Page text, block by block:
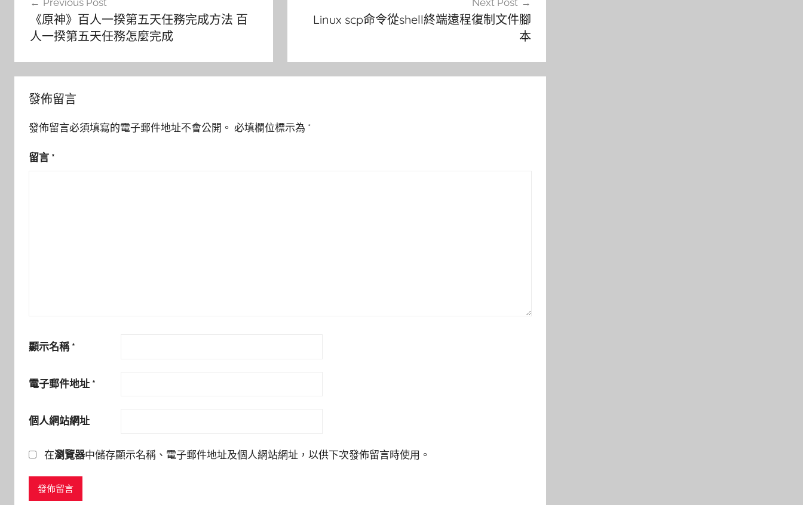
《原神》百人一揆第五天任務完成方法 百
人一揆第五天任務怎麼完成
Linux scp命令從shell終端遠程復制文件腳
本
發佈留言
發佈留言必須填寫的電子郵件地址不會公開。 必填欄位標示為 *
留言 *
顯示名稱 *
電子郵件地址 *
個人網站網址
在瀏覽器中儲存顯示名稱、電子郵件地址及個人網站網址，以供下次發佈留言時使用。